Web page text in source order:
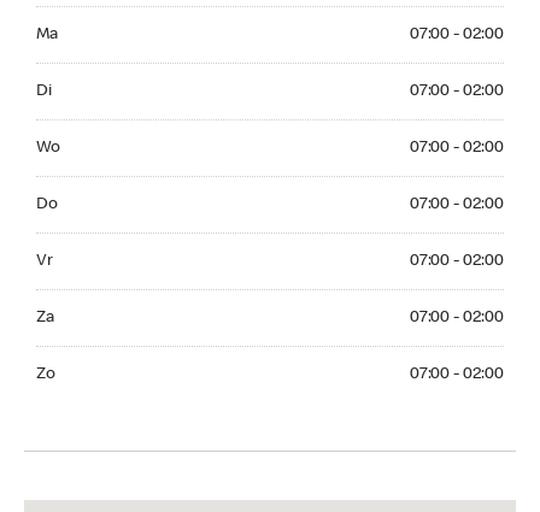
Ma 07:00 - 02:00
Di 07:00 - 02:00
Wo 07:00 - 02:00
Do 07:00 - 02:00
Vr 07:00 - 02:00
Za 07:00 - 02:00
Zo 07:00 - 02:00